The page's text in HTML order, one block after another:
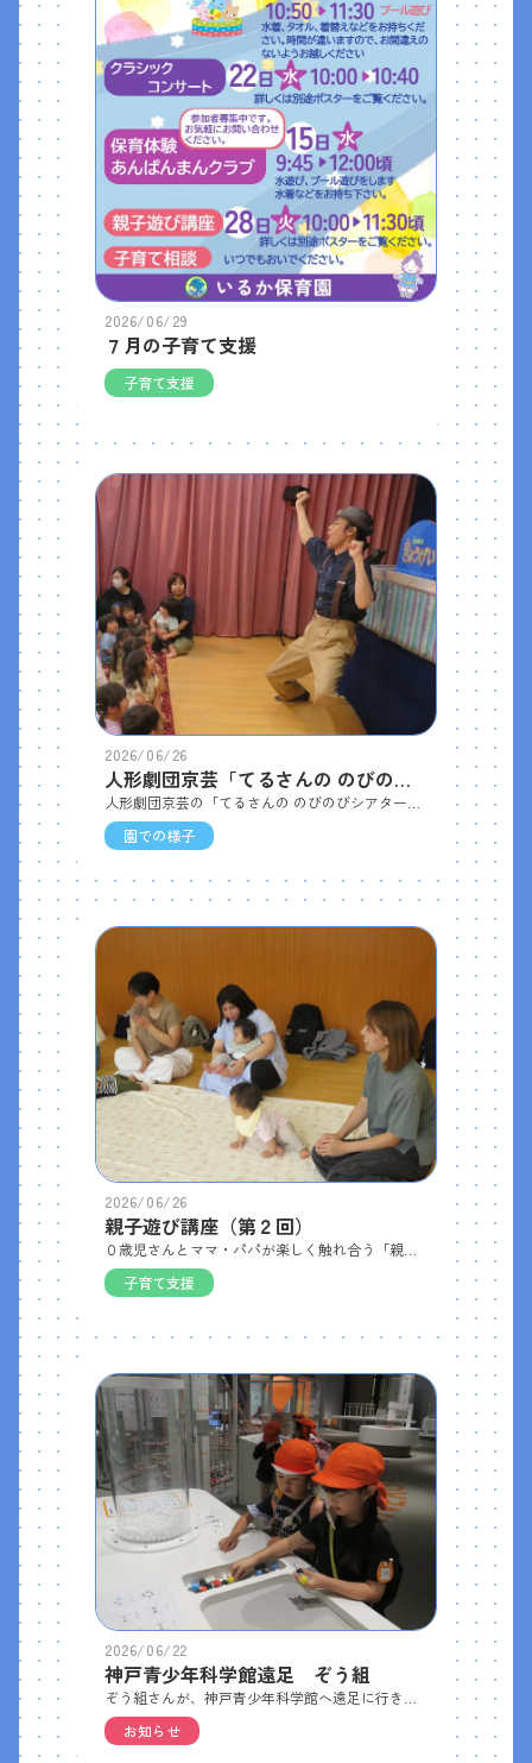
2026/06/29
７月の子育て支援
子育て支援
2026/06/26
人形劇団京芸「てるさんの のびのびしあたー」
園での様子
2026/06/26
親子遊び講座（第２回）
０歳児さんとママ・パパが楽しく触れ合う「親子遊び講座」の第２回を開催しました。 今回は８組のお母さんと赤ちゃんが参加してくださいました。まずはベビーマッサージやふれあい遊びでスキンシップを楽しみました。 その後は絵本の読み聞かせ、ウレタンスポンジを積んだり穴に布を通したもので遊んだりと、赤ちゃんが夢中になれる遊びをしました。今回の製作では、100円ショップの材料を使って「ビー玉転がし」を作りました。 赤ちゃんたちも興味津々で、お母さんが作っている様子や完成したおもちゃを見ていました。
子育て支援
2026/06/22
神戸青少年科学館遠足 ぞう組
お知らせ